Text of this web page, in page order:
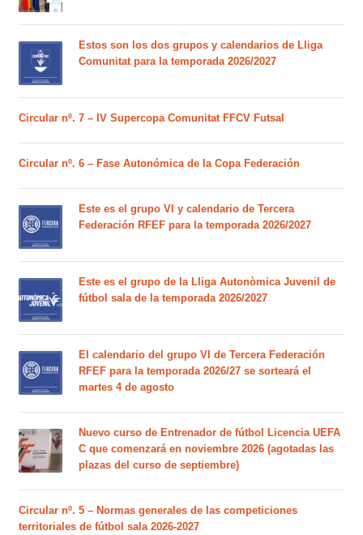
Estos son los dos grupos y calendarios de Lliga
Comunitat para la temporada 2026/2027
Circular nº. 7 – IV Supercopa Comunitat FFCV Futsal
Circular nº. 6 – Fase Autonómica de la Copa Federación
Este es el grupo VI y calendario de Tercera
Federación RFEF para la temporada 2026/2027
Este es el grupo de la Lliga Autonòmica Juvenil de
fútbol sala de la temporada 2026/2027
El calendario del grupo VI de Tercera Federación
RFEF para la temporada 2026/27 se sorteará el
martes 4 de agosto
Nuevo curso de Entrenador de fútbol Licencia UEFA
C que comenzará en noviembre 2026 (agotadas las
plazas del curso de septiembre)
Circular nº. 5 – Normas generales de las competiciones
territoriales de fútbol sala 2026-2027